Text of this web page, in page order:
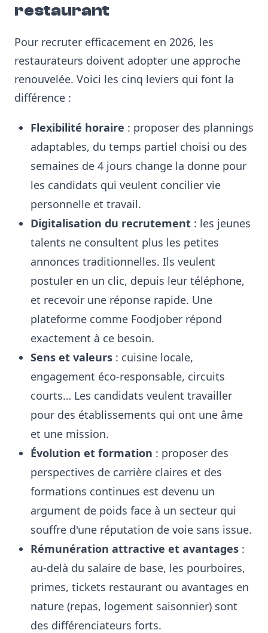
restaurant
Pour recruter efficacement en 2026, les
restaurateurs doivent adopter une approche
renouvelée. Voici les cinq leviers qui font la
différence :
Flexibilité horaire : proposer des plannings
adaptables, du temps partiel choisi ou des
semaines de 4 jours change la donne pour
les candidats qui veulent concilier vie
personnelle et travail.
Digitalisation du recrutement : les jeunes
talents ne consultent plus les petites
annonces traditionnelles. Ils veulent
postuler en un clic, depuis leur téléphone,
et recevoir une réponse rapide. Une
plateforme comme Foodjober répond
exactement à ce besoin.
Sens et valeurs : cuisine locale,
engagement éco-responsable, circuits
courts… Les candidats veulent travailler
pour des établissements qui ont une âme
et une mission.
Évolution et formation : proposer des
perspectives de carrière claires et des
formations continues est devenu un
argument de poids face à un secteur qui
souffre d'une réputation de voie sans issue.
Rémunération attractive et avantages :
au-delà du salaire de base, les pourboires,
primes, tickets restaurant ou avantages en
nature (repas, logement saisonnier) sont
des différenciateurs forts.